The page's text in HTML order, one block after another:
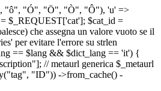
"ô", "Ó", "Ö", "Ò", "Ô"), 'u' =>
$_REQUEST['cat']; $cat_id =
che assegna un valore vuoto se il
per evitare l'errore su strlen
== $lang && $dict_lang == 'it') {
// metaurl generica $_metaurl
"ID")) ->from_cache() -